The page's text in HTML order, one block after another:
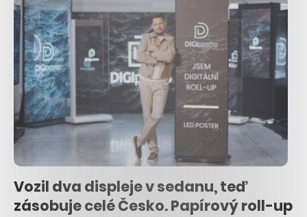
Vozil dva displeje v sedanu, teď
zásobuje celé Česko. Papírový roll-up